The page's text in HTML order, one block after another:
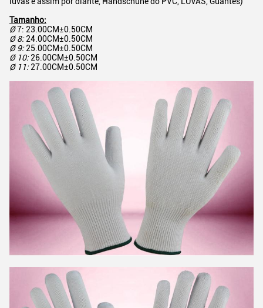
Tamanho:
Ø7: 23.00CM±0.50CM
Ø 8: 24.00CM±0.50CM
Ø 9: 25.00CM±0.50CM
Ø 10: 26.00CM±0.50CM
Ø 11: 27.00CM±0.50CM